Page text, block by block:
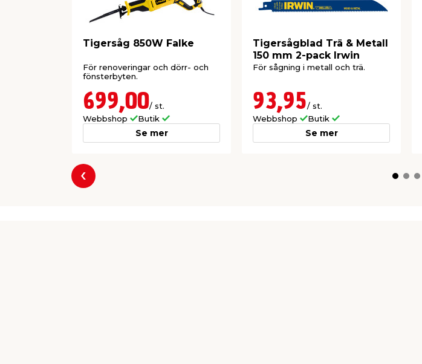
Tigersåg 850W Falke
För renoveringar och dörr- och
fönsterbyten.
699,00/ st.
Webbshop
Butik
Se mer
Tigersågblad Trä & Metall
150 mm 2-pack Irwin
För sågning i metall och trä.
93,95/ st.
Webbshop
Butik
Se mer
Föregående